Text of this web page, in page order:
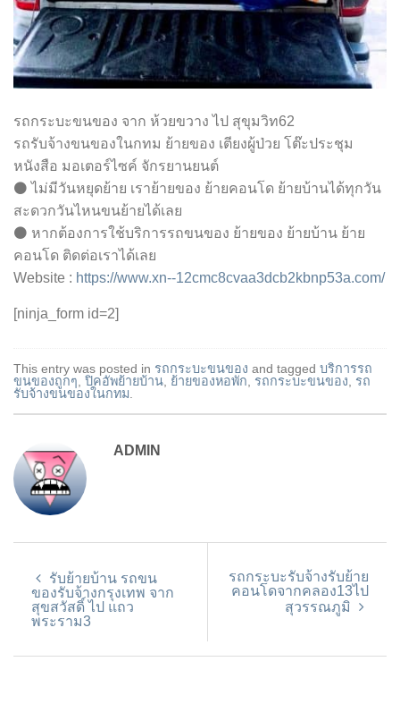
รถกระบะขนของ จาก ห้วยขวาง ไป สุขุมวิท62
รถรับจ้างขนของในกทม ย้ายของ เตียงผู้ป่วย โต๊ะประชุม
หนังสือ มอเตอร์ไซค์ จักรยานยนต์
⚫ ไม่มีวันหยุดย้าย เราย้ายของ ย้ายคอนโด ย้ายบ้านได้ทุกวัน
สะดวกวันไหนขนย้ายได้เลย
⚫ หากต้องการใช้บริการรถขนของ ย้ายของ ย้ายบ้าน ย้าย
คอนโด ติดต่อเราได้เลย
Website : https://www.xn--12cmc8cvaa3dcb2kbnp53a.com/
[ninja_form id=2]
This entry was posted in รถกระบะขนของ and tagged บริการรถ
ขนของถูกๆ ปิคอัพย้ายบ้าน ย้ายของหอพัก รถกระบะขนของ
รถ
รับจ้างขนของในกทม
ADMIN
รับย้ายบ้าน รถขน
ของรับจ้างกรุงเทพ จาก
สุขสวัสดิ์ ไป แถว
พระราม3
รถกระบะรับจ้างรับย้าย
คอนโดจากคลอง13ไป
สุวรรณภูมิ